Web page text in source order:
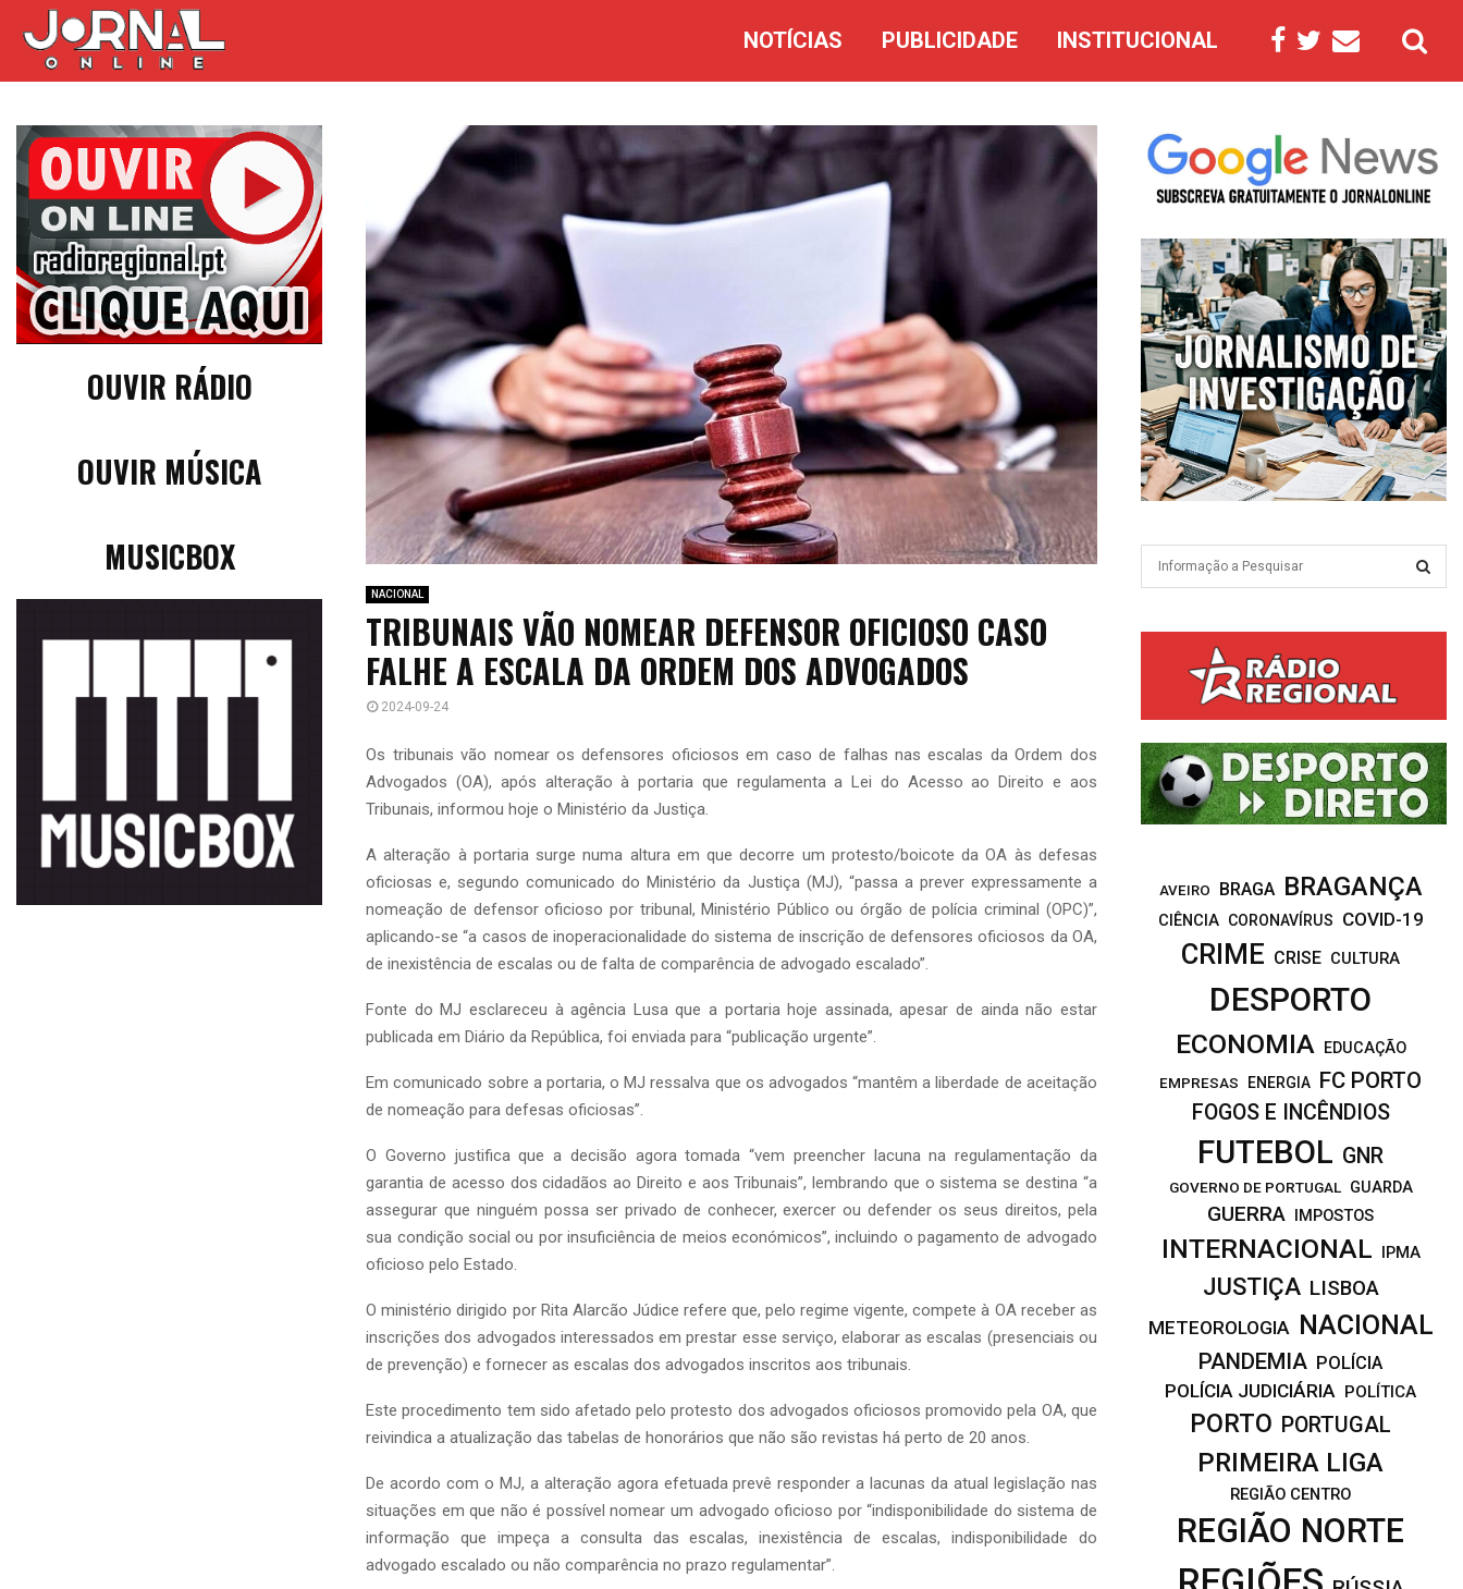
NOTÍCIAS PUBLICIDADE INSTITUCIONAL
NACIONAL
TRIBUNAIS VÃO NOMEAR DEFENSOR OFICIOSO CASO
FALHE A ESCALA DA ORDEM DOS ADVOGADOS
2024-09-24
Os tribunais vão nomear os defensores oficiosos em caso de falhas nas escalas da Ordem dos
Advogados (OA), após alteração à portaria que regulamenta a Lei do Acesso ao Direito e aos
Tribunais, informou hoje o Ministério da Justiça.
A alteração à portaria surge numa altura em que decorre um protesto/boicote da OA às defesas
oficiosas e, segundo comunicado do Ministério da Justiça (MJ), “passa a prever expressamente a
nomeação de defensor oficioso por tribunal, Ministério Público ou órgão de polícia criminal (OPC)”,
aplicando-se “a casos de inoperacionalidade do sistema de inscrição de defensores oficiosos da OA,
de inexistência de escalas ou de falta de comparência de advogado escalado”.
Fonte do MJ esclareceu à agência Lusa que a portaria hoje assinada, apesar de ainda não estar
publicada em Diário da República, foi enviada para “publicação urgente”.
Em comunicado sobre a portaria, o MJ ressalva que os advogados “mantêm a liberdade de aceitação
de nomeação para defesas oficiosas”.
O Governo justifica que a decisão agora tomada “vem preencher lacuna na regulamentação da
garantia de acesso dos cidadãos ao Direito e aos Tribunais”, lembrando que o sistema se destina “a
assegurar que ninguém possa ser privado de conhecer, exercer ou defender os seus direitos, pela
sua condição social ou por insuficiência de meios económicos”, incluindo o pagamento de advogado
oficioso pelo Estado.
O ministério dirigido por Rita Alarcão Júdice refere que, pelo regime vigente, compete à OA receber as
inscrições dos advogados interessados em prestar esse serviço, elaborar as escalas (presenciais ou
de prevenção) e fornecer as escalas dos advogados inscritos aos tribunais.
Este procedimento tem sido afetado pelo protesto dos advogados oficiosos promovido pela OA, que
reivindica a atualização das tabelas de honorários que não são revistas há perto de 20 anos.
De acordo com o MJ, a alteração agora efetuada prevê responder a lacunas da atual legislação nas
situações em que não é possível nomear um advogado oficioso por “indisponibilidade do sistema de
informação que impeça a consulta das escalas, inexistência de escalas, indisponibilidade do
advogado escalado ou não comparência no prazo regulamentar”.
OUVIR RÁDIO
OUVIR MÚSICA
MUSICBOX
o
r
:
R
C
H
AVEIRO BRAGA BRAGANÇA
CIÊNCIA CORONAVÍRUS COVID-19
CRIME CRISE CULTURA
DESPORTO
ECONOMIA
EDUCAÇÃO
EMPRESAS
ENERGIA FC PORTO
FOGOS E INCÊNDIOS
FUTEBOL GNR
GOVERNO DE PORTUGAL GUARDA
GUERRA IMPOSTOS
INTERNACIONAL IPMA
JUSTIÇA LISBOA
METEOROLOGIA NACIONAL
PANDEMIA POLÍCIA
POLÍCIA JUDICIÁRIA POLÍTICA
PORTO PORTUGAL
PRIMEIRA LIGA
REGIÃO CENTRO
REGIÃO NORTE